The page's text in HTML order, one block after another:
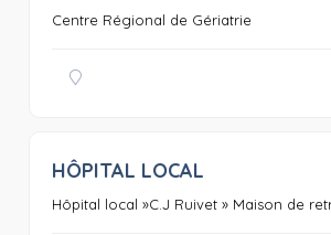
Centre Régional de Gériatrie
HÔPITAL LOCAL
Hôpital local »C.J Ruivet » Maison de